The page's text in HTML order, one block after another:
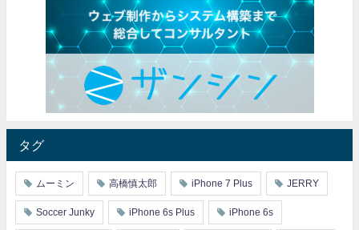
タグ
ムーミン 高橋慎太郎 iPhone 7 Plus JERRY
Soccer Junky iPhone 6s Plus iPhone 6s